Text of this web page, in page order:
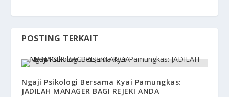
POSTING TERKAIT
Ngaji Psikologi Bersama Kyai Pamungkas:
JADILAH MANAGER BAGI REJEKI ANDA